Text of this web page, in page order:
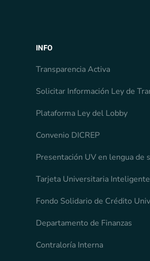
INFO
Transparencia Activa
Solicitar Información Ley de
Plataforma Ley del Lobby
Convenio DICREP
Presentación UV en lengua de
Tarjeta Universitaria
Fondo Solidario de Crédito
Departamento de Finanzas
Contraloría Interna